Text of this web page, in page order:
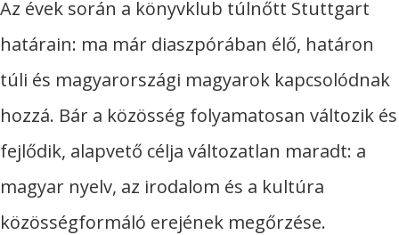
Az évek során a könyvklub túlnőtt Stuttgart
határain: ma már diaszpórában élő, határon
túli és magyarországi magyarok kapcsolódnak
hozzá. Bár a közösség folyamatosan változik és
fejlődik, alapvető célja változatlan maradt: a
magyar nyelv, az irodalom és a kultúra
közösségformáló erejének megőrzése.